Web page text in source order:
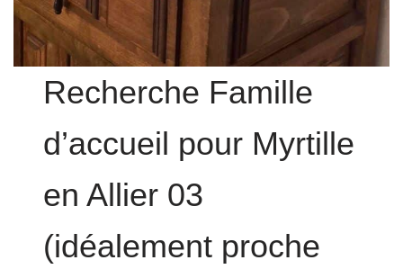
Recherche Famille
d’accueil pour Myrtille
en Allier 03
(idéalement proche